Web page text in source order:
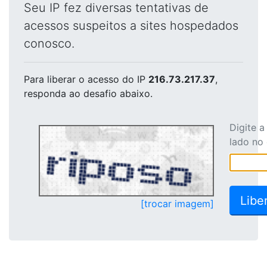
Seu IP fez diversas tentativas de
acessos suspeitos a sites hospedados
conosco.
Para liberar o acesso do IP 216.73.217.37,
responda ao desafio abaixo.
[trocar imagem]
Digite
lado no